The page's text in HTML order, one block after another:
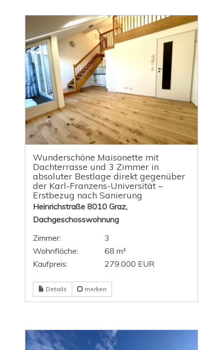
Wunderschöne Maisonette mit
Dachterrasse und 3 Zimmer in
absoluter Bestlage direkt gegenüber
der Karl-Franzens-Universität –
Erstbezug nach Sanierung
Heinrichstraße 8010 Graz,
Dachgeschosswohnung
Zimmer:
3
Wohnfläche:
68 m²
Kaufpreis:
279.000 EUR
Details merken